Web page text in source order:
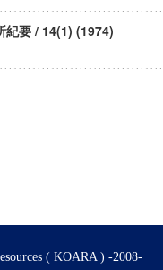
紀要 / 14(1) (1974)
( KOARA ) -2008-